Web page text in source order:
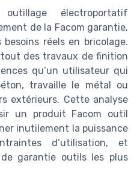
électroportatif
de la Facom garantie,
réels en bricolage.
des travaux de finition
qu’un utilisateur qui
travaille le métal ou
extérieurs. Cette analyse
un produit Facom outil
inutilement la puissance
d’utilisation, et
garantie outils les plus